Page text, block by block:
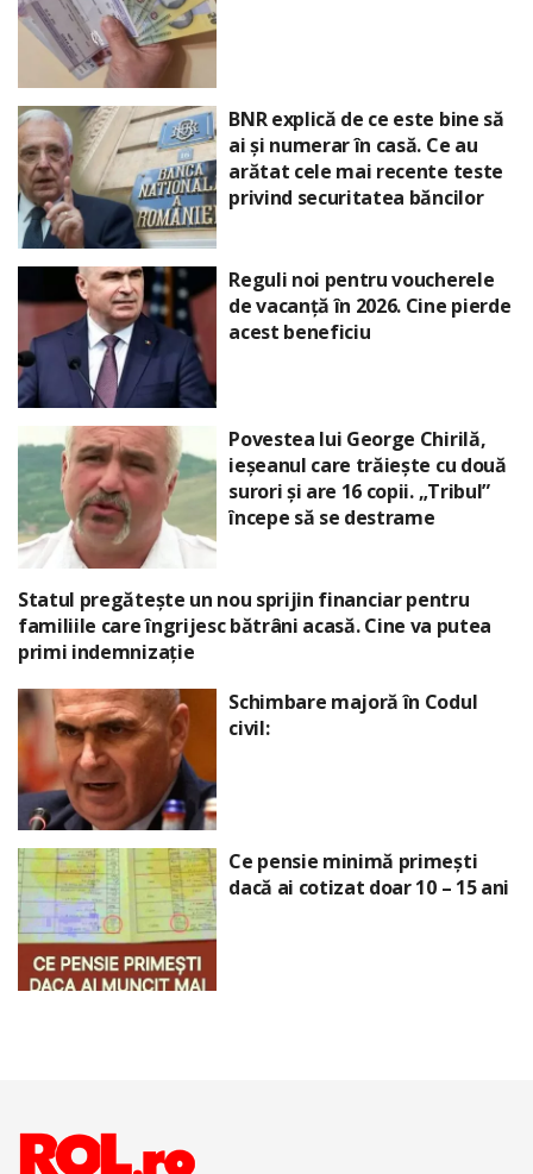
BNR explică de ce este bine să
ai și numerar în casă. Ce au
arătat cele mai recente teste
privind securitatea băncilor
Reguli noi pentru voucherele
de vacanță în 2026. Cine pierde
acest beneficiu
Povestea lui George Chirilă,
ieșeanul care trăiește cu două
surori și are 16 copii. „Tribul”
începe să se destrame
Statul pregătește un nou sprijin financiar pentru
familiile care îngrijesc bătrâni acasă. Cine va putea
primi indemnizație
Schimbare majoră în Codul
civil:
Ce pensie minimă primești
dacă ai cotizat doar 10 – 15 ani